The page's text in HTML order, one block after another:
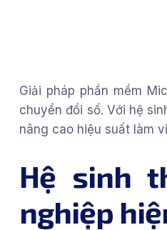
Giải pháp phần mềm
chuyển đổi số. Với hệ
nâng cao hiệu suất làm
Hệ sinh
nghiệp